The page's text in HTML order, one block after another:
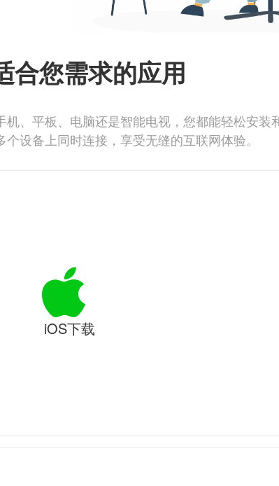
合您需求的应用
、平板、电脑还是智能电视，您都能轻松安装
设备上同时连接，享受无缝的互联网体验。
iOS下载